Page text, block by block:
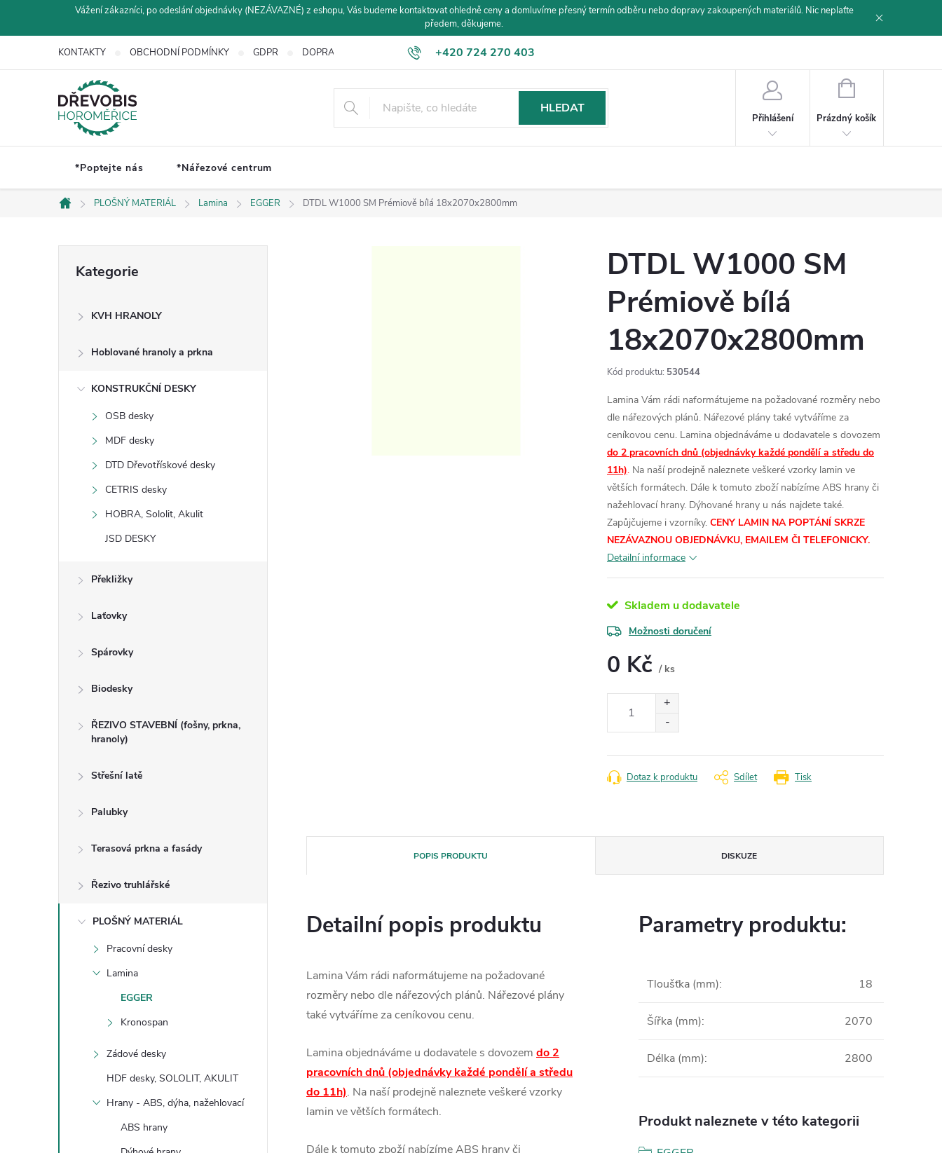
Vážení zákazníci, po odeslání objednávky (NEZÁVAZNÉ) z eshopu, Vás budeme kontaktovat ohledně ceny a domluvíme přesný termín odběru nebo dopravy zakoupených materiálů. Nic neplaťte
předem, děkujeme.
+420 724 270 403
KONTAKTY OBCHODNÍ PODMÍNKY GDPR DOPRAVA A PLATBA
HLEDAT
Přihlášení
NÁKUPNÍ
Prázdný košík
*Poptejte nás *Nářezové centrum
Domů
PLOŠNÝ MATERIÁL Lamina EGGER DTDL W1000 SM Prémiově bílá 18x2070x2800mm
kategorie
Kategorie
KVH HRANOLY
Hoblované hranoly a prkna
KONSTRUKČNÍ DESKY
OSB desky
MDF desky
DTD Dřevotřískové desky
CETRIS desky
HOBRA, Sololit, Akulit
JSD DESKY
Překližky
Laťovky
Spárovky
Biodesky
ŘEZIVO STAVEBNÍ (fošny, prkna,
hranoly)
Střešní latě
Palubky
Terasová prkna a fasády
Řezivo truhlářské
PLOŠNÝ MATERIÁL
Pracovní desky
Lamina
EGGER
Kronospan
Zádové desky
HDF desky, SOLOLIT, AKULIT
Hrany - ABS, dýha, nažehlovací
ABS hrany
DTDL W1000 SM
Prémiově bílá
18x2070x2800mm
Kód produktu: 530544
Lamina Vám rádi naformátujeme na požadované rozměry nebo
dle nářezových plánů. Nářezové plány také vytváříme za
ceníkovou cenu. Lamina objednáváme u dodavatele s dovozem
do 2 pracovních dnů (objednávky každé pondělí a středu do
11h). Na naší prodejně naleznete veškeré vzorky lamin ve
větších formátech. Dále k tomuto zboží nabízíme ABS hrany či
nažehlovací hrany. Dýhované hrany u nás najdete také.
Zapůjčujeme i vzorníky. CENY LAMIN NA POPTÁNÍ SKRZE
NEZÁVAZNOU OBJEDNÁVKU, EMAILEM ČI TELEFONICKY.
Detailní informace
Skladem u dodavatele
Možnosti doručení
0 Kč / ks
Tisk
Dotaz k produktu Sdílet
POPIS PRODUKTU DISKUZE
Detailní popis produktu
Lamina Vám rádi naformátujeme na požadované
rozměry nebo dle nářezových plánů. Nářezové plány
také vytváříme za ceníkovou cenu.
Lamina objednáváme u dodavatele s dovozem do 2
pracovních dnů (objednávky každé pondělí a středu
do 11h). Na naší prodejně naleznete veškeré vzorky
lamin ve větších formátech.
Dále k tomuto zboží nabízíme ABS hrany či
Parametry produktu:
Tloušťka (mm): 18
Šířka (mm): 2070
Délka (mm): 2800
Produkt naleznete v této kategorii